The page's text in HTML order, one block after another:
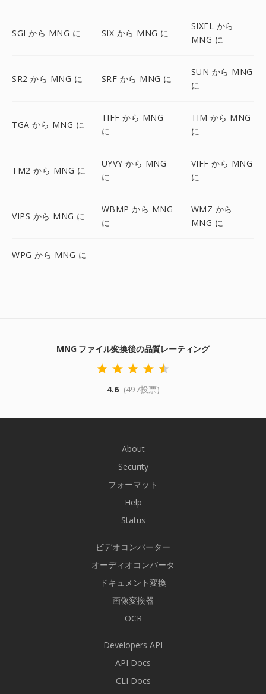
SGI から MNG に SIX から MNG に
SIXEL から
MNG に
SR2 から MNG に SRF から MNG に
SUN から MNG
に
TGA から MNG に
TIFF から MNG
に
TIM から MNG
に
TM2 から MNG に
UYVY から MNG
に
VIFF から MNG
に
VIPS から MNG に
WBMP から MNG
に
WMZ から
MNG に
WPG から MNG に
MNG ファイル変換後の品質レーティング
4.6 (497投票)
About
Security
フォーマット
Help
Status
ビデオコンバーター
オーディオコンバータ
ドキュメント変換
画像変換器
OCR
Developers API
API Docs
CLI Docs